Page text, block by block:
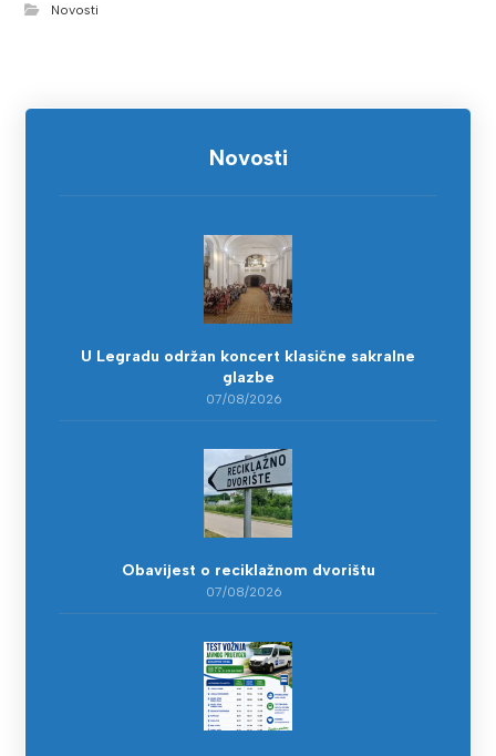
Novosti
Novosti
U Legradu održan koncert klasične sakralne
glazbe
07/08/2026
Obavijest o reciklažnom dvorištu
07/08/2026